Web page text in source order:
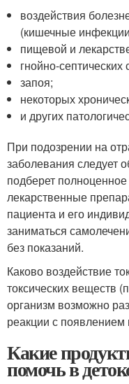
воздействия
(кишечные
пищевой и
гнойно-септических
запоя;
некоторых
и других
При подозрении на
заболевания следует
подберет
лекарственные
пациента и его
заниматься
без показаний.
Каково воздействие
токсических веществ
организм возможно
реакции с
Какие
помочь в